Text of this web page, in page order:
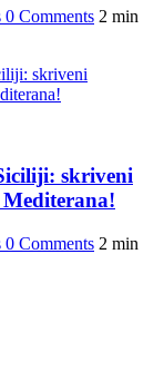
0 Comments 2 min
skriveni
Mediterana!
0 Comments 2 min